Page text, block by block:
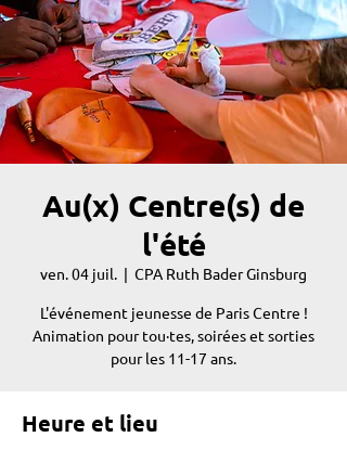
Au(x) Centre(s) de
l'été
ven. 04 juil.
  |
CPA Ruth Bader Ginsburg
L'événement jeunesse de Paris Centre !
Animation pour tou·tes, soirées et sorties
pour les 11-17 ans.
Heure et lieu